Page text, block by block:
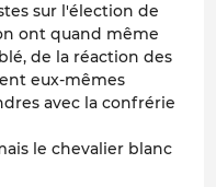
sur l'élection de
ont quand même
de la réaction des
eux-mêmes
avec la confrérie
le chevalier blanc